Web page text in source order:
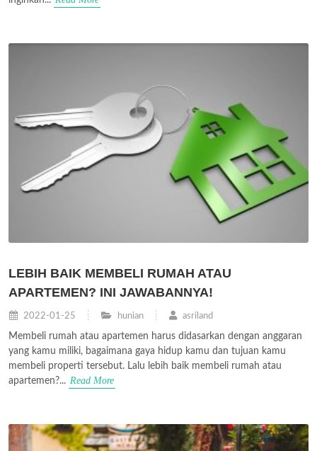
LEBIH BAIK MEMBELI RUMAH ATAU
APARTEMEN? INI JAWABANNYA!
2022-01-25 hunian asriland
Membeli rumah atau apartemen harus didasarkan dengan anggaran
yang kamu miliki, bagaimana gaya hidup kamu dan tujuan kamu
membeli properti tersebut. Lalu lebih baik membeli rumah atau
apartemen?... Read More